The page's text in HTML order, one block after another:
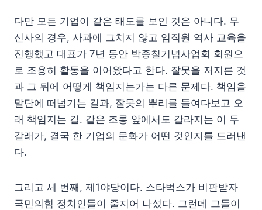
다만 모든 기업이 같은 태도를 보인 것은 아니다. 무
신사의 경우, 사과에 그치지 않고 임직원 역사 교육을
진행했고 대표가 7년 동안 박종철기념사업회 회원으
로 조용히 활동을 이어왔다고 한다. 잘못을 저지른 것
과 그 뒤에 어떻게 책임지는가는 다른 문제다. 책임을
말단에 떠넘기는 길과, 잘못의 뿌리를 들여다보고 오
래 책임지는 길. 같은 조롱 앞에서도 갈라지는 이 두
갈래가, 결국 한 기업의 문화가 어떤 것인지를 드러낸
다.
그리고 세 번째, 제1야당이다. 스타벅스가 비판받자
국민의힘 정치인들이 줄지어 나섰다. 그런데 그들이